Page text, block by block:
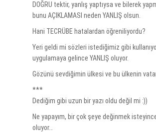
DOĞRU tektir, yanlış yaptıysa ve bilerek
bunu AÇIKLAMASI neden YANLIŞ olsun.
Hani TECRÜBE hatalardan öğreniliyordu?
Yeri geldi mi sözleri istediğimiz gibi
uygulamaya gelince YANLIŞ oluyor.
Gözünü sevdiğimin ülkesi ve bu ülkenin
***
Dediğim gibi uzun bir yazı oldu değil mi :))
Ne yapayım, bir çok şeye değinmek
oluyor…